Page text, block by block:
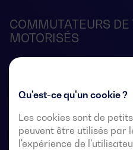
Qu'est-ce qu'un cookie ?
Les cookies sont de
peuvent être utilisés par
l'expérience de
COMMUTATEURS DE
MOTORISÉS